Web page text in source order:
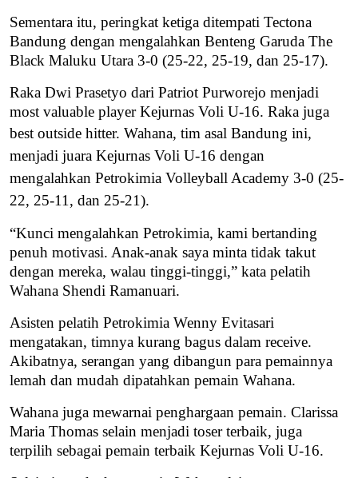
Sementara itu, peringkat ketiga ditempati Tectona
Bandung dengan mengalahkan Benteng Garuda The
Black Maluku Utara 3-0 (25-22, 25-19, dan 25-17).
Raka Dwi Prasetyo dari Patriot Purworejo menjadi
most valuable player Kejurnas Voli U-16. Raka juga
best outside hitter. Wahana, tim asal Bandung ini,
menjadi juara Kejurnas Voli U-16 dengan
mengalahkan Petrokimia Volleyball Academy 3-0 (25-
22, 25-11, dan 25-21).
“Kunci mengalahkan Petrokimia, kami bertanding
penuh motivasi. Anak-anak saya minta tidak takut
dengan mereka, walau tinggi-tinggi,” kata pelatih
Wahana Shendi Ramanuari.
Asisten pelatih Petrokimia Wenny Evitasari
mengatakan, timnya kurang bagus dalam receive.
Akibatnya, serangan yang dibangun para pemainnya
lemah dan mudah dipatahkan pemain Wahana.
Wahana juga mewarnai penghargaan pemain. Clarissa
Maria Thomas selain menjadi toser terbaik, juga
terpilih sebagai pemain terbaik Kejurnas Voli U-16.